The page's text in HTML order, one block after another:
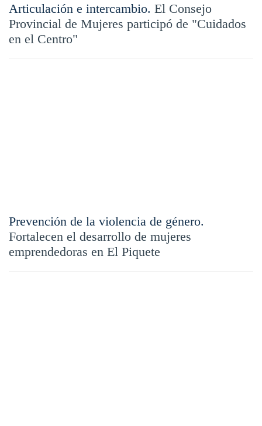
Articulación e intercambio. El Consejo
Provincial de Mujeres participó de "Cuidados
en el Centro"
Prevención de la violencia de género.
Fortalecen el desarrollo de mujeres
emprendedoras en El Piquete